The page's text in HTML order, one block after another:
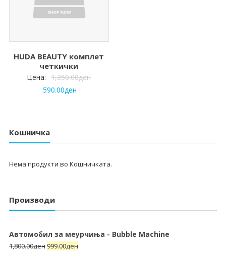
HUDA BEAUTY комплет
четкички
Цена: 1,350.00ден
590.00ден
Кошничка
Нема продукти во Кошничката.
Производи
Автомобил за меурчиња - Bubble Machine
1,800.00ден 999.00ден